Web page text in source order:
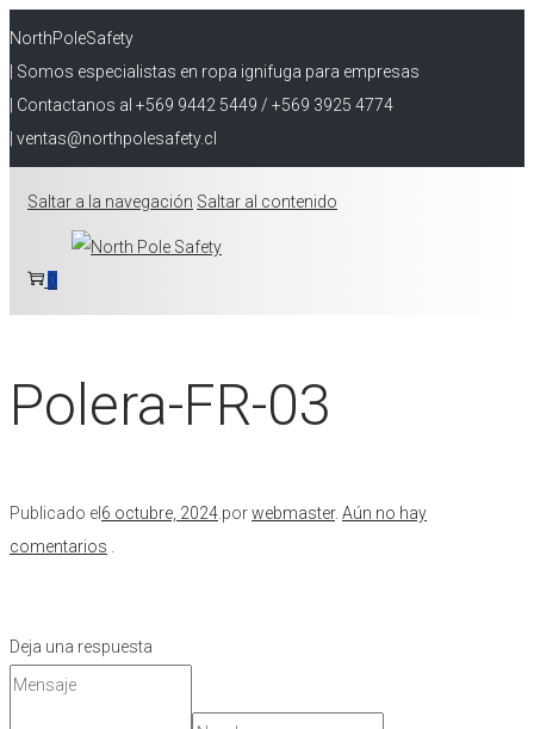
NorthPoleSafety
| Somos especialistas en ropa ignifuga para empresas
| Contactanos al +569 9442 5449 / +569 3925 4774
| ventas@northpolesafety.cl
Saltar a la navegación Saltar al contenido
0
Polera-FR-03
Publicado el 6 octubre, 2024 porwebmaster. Aún no hay
comentarios
Deja una respuesta